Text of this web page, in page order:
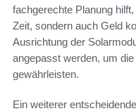
fachgerechte Planung
Zeit, sondern auch Geld
Ausrichtung der
angepasst werden, um
gewährleisten.
Ein weiterer